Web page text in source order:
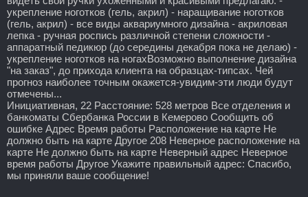
укрепление ноготков (гель, акрил) - наращивание ноготков
(гель, акрил) - все виды аквариумного дизайна - акриловая
лепка - ручная роспись различной степени сложности -
аппаратный педикюр (до середины декабря пока не делаю) -
укрепление ноготков на ногахВозможно выполнение дизайна
"на заказ", до прихода клиента на образцах-типсах. Чей
прогноз наиболее точным окажется-увидим-эти люди будут
отмечены...
Инициативная, 22 Расстояние: 528 метров Все отделения и
банкоматы Сбербанка России в Кемерово Сообщить об
ошибке Адрес Время работы Расположение на карте Не
должно быть на карте Другое 208 Неверное расположение на
карте Не должно быть на карте Неверный адрес Неверное
время работы Другое Укажите правильный адрес: Спасибо,
мы приняли ваше сообщение!